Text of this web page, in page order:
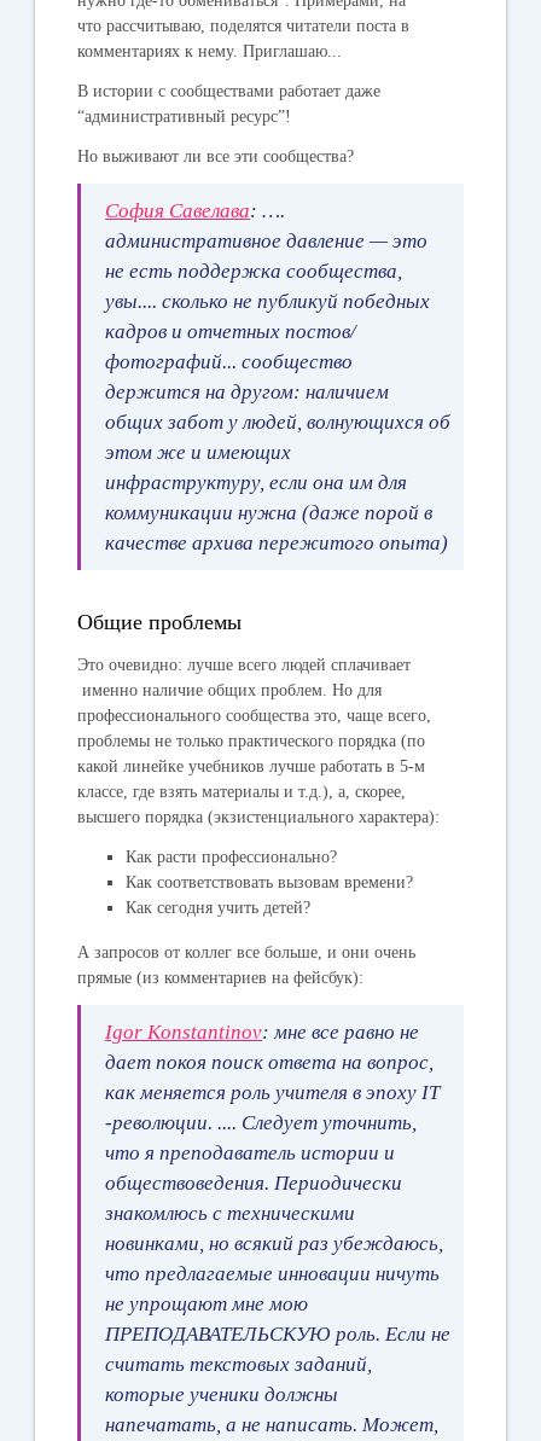
что рассчитываю, поделятся читатели поста в
комментариях к нему. Приглашаю...
В истории с сообществами работает даже
“административный ресурс”!
Но выживают ли все эти сообщества?
София Савелава: ….
административное давление — это
не есть поддержка сообщества,
увы.... сколько не публикуй победных
кадров и отчетных постов/
фотографий... сообщество
держится на другом: наличием
общих забот у людей, волнующихся об
этом же и имеющих
инфраструктуру, если она им для
коммуникации нужна (даже порой в
качестве архива пережитого опыта)
Общие проблемы
Это очевидно: лучше всего людей сплачивает
именно наличие общих проблем. Но для
профессионального сообщества это, чаще всего,
проблемы не только практического порядка (по
какой линейке учебников лучше работать в 5-м
классе, где взять материалы и т.д.), а, скорее,
высшего порядка (экзистенциального характера):
Как расти профессионально?
Как соответствовать вызовам времени?
Как сегодня учить детей?
А запросов от коллег все больше, и они очень
прямые (из комментариев на фейсбук):
Igor Konstantinov: мне все равно не
дает покоя поиск ответа на вопрос,
как меняется роль учителя в эпоху IT
-революции. .... Следует уточнить,
что я преподаватель истории и
обществоведения. Периодически
знакомлюсь с техническими
новинками, но всякий раз убеждаюсь,
что предлагаемые инновации ничуть
не упрощают мне мою
ПРЕПОДАВАТЕЛЬСКУЮ роль. Если не
считать текстовых заданий,
которые ученики должны
напечатать, а не написать. Может,